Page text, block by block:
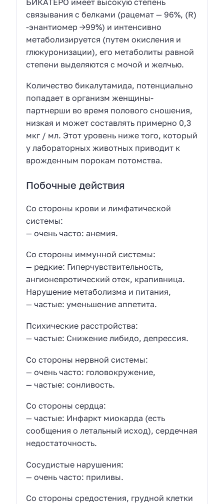
связывания с белками (рацемат — 96%, (R)
-энантиомер ->99%) и интенсивно
метаболизируется (путем окисления и
глюкуронизации), его метаболиты равной
степени выделяются с мочой и желчью.
Количество бикалутамида, потенциально
попадает в организм женщины-
партнерши во время полового сношения,
низкая и может составлять примерно 0,3
мкг / мл. Этот уровень ниже того, который
у лабораторных животных приводит к
врожденным порокам потомства.
Побочные действия
Со стороны крови и лимфатической
системы:
— очень часто: анемия.
Со стороны иммунной системы:
— редкие: Гиперчувствительность,
ангионевротический отек, крапивница.
Нарушение метаболизма и питания,
— частые: уменьшение аппетита.
Психические расстройства:
— частые: Снижение либидо, депрессия.
Со стороны нервной системы:
— очень часто: головокружение,
— частые: сонливость.
Со стороны сердца:
— частые: Инфаркт миокарда (есть
сообщения о летальный исход), сердечная
недостаточность.
Сосудистые нарушения:
— очень часто: приливы.
Со стороны средостения, грудной клетки